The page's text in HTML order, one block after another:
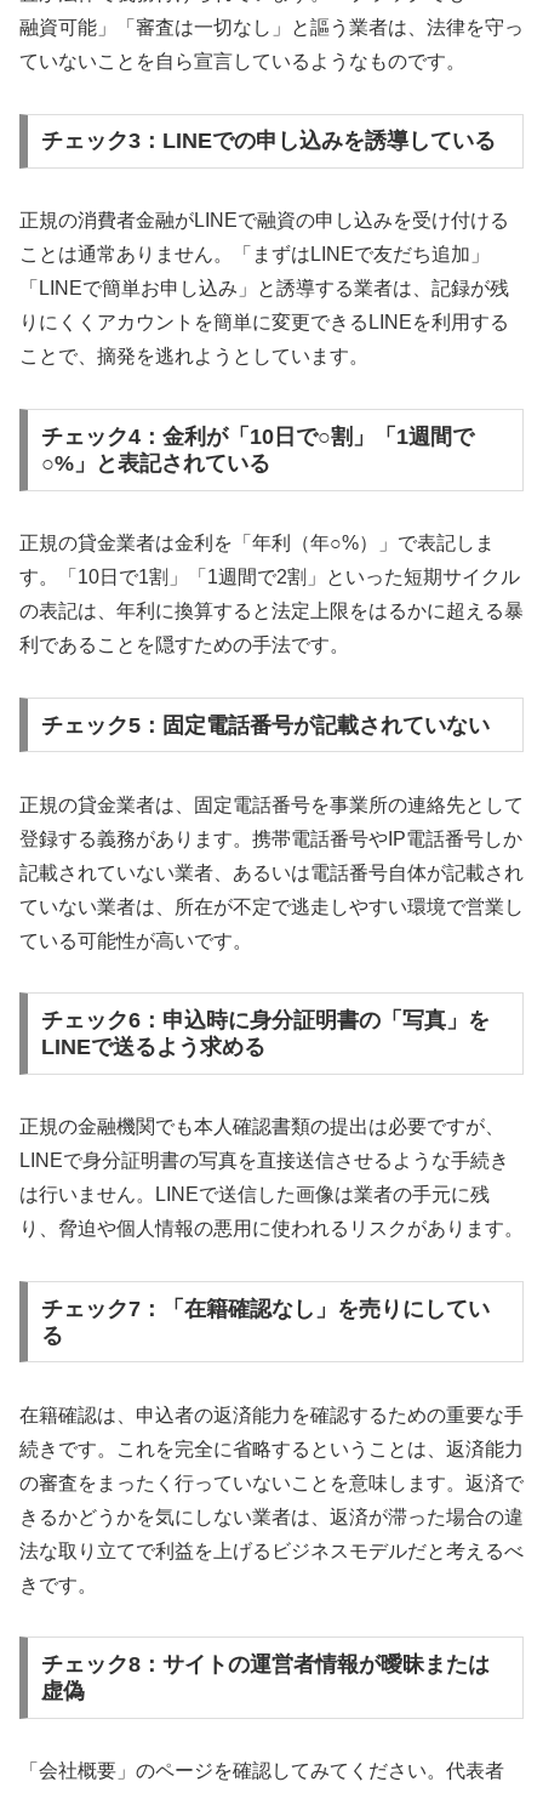
融資可能」「審査は一切なし」と謳う業者は、法律を守っ
ていないことを自ら宣言しているようなものです。
チェック3：LINEでの申し込みを誘導している
正規の消費者金融がLINEで融資の申し込みを受け付ける
ことは通常ありません。「まずはLINEで友だち追加」
「LINEで簡単お申し込み」と誘導する業者は、記録が残
りにくくアカウントを簡単に変更できるLINEを利用する
ことで、摘発を逃れようとしています。
チェック4：金利が「10日で○割」「1週間で
○%」と表記されている
正規の貸金業者は金利を「年利（年○%）」で表記しま
す。「10日で1割」「1週間で2割」といった短期サイクル
の表記は、年利に換算すると法定上限をはるかに超える暴
利であることを隠すための手法です。
チェック5：固定電話番号が記載されていない
正規の貸金業者は、固定電話番号を事業所の連絡先として
登録する義務があります。携帯電話番号やIP電話番号しか
記載されていない業者、あるいは電話番号自体が記載され
ていない業者は、所在が不定で逃走しやすい環境で営業し
ている可能性が高いです。
チェック6：申込時に身分証明書の「写真」を
LINEで送るよう求める
正規の金融機関でも本人確認書類の提出は必要ですが、
LINEで身分証明書の写真を直接送信させるような手続き
は行いません。LINEで送信した画像は業者の手元に残
り、脅迫や個人情報の悪用に使われるリスクがあります。
チェック7：「在籍確認なし」を売りにしてい
る
在籍確認は、申込者の返済能力を確認するための重要な手
続きです。これを完全に省略するということは、返済能力
の審査をまったく行っていないことを意味します。返済で
きるかどうかを気にしない業者は、返済が滞った場合の違
法な取り立てで利益を上げるビジネスモデルだと考えるべ
きです。
チェック8：サイトの運営者情報が曖昧または
虚偽
「会社概要」のページを確認してみてください。代表者